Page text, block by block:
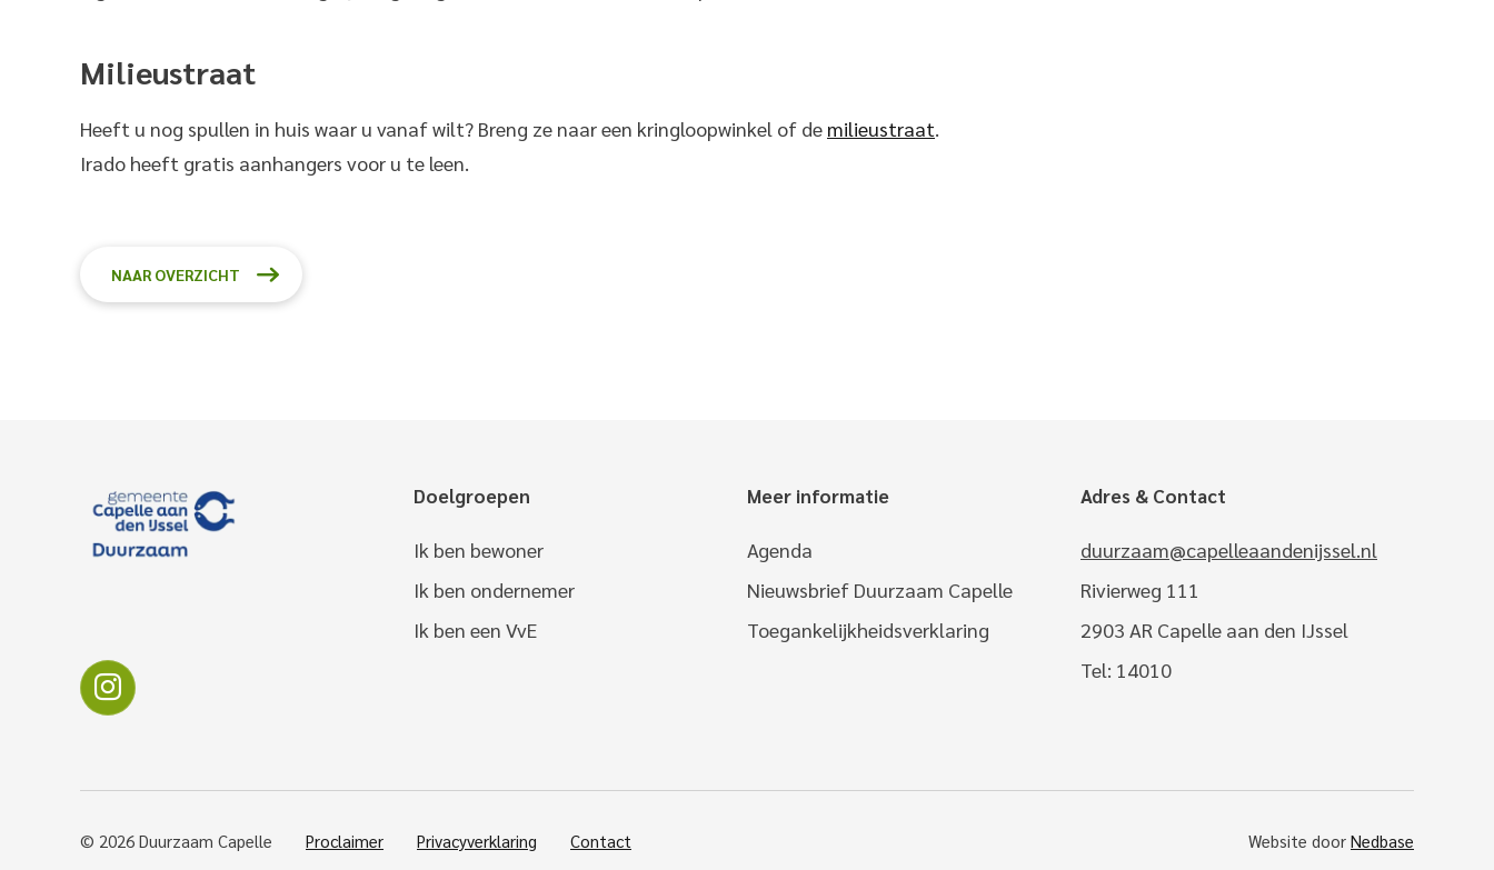
Milieustraat
Heeft u nog spullen in huis waar u vanaf wilt? Breng ze naar een kringloopwinkel of de milieustraat.
Irado heeft gratis aanhangers voor u te leen.
NAAR OVERZICHT
Doelgroepen
Ik ben bewoner
Ik ben ondernemer
Ik ben een VvE
Meer informatie
Agenda
Nieuwsbrief Duurzaam Capelle
Toegankelijkheidsverklaring
Adres & Contact
duurzaam@capelleaandenijssel.nl
Rivierweg 111
2903 AR Capelle aan den IJssel
Tel: 14010
© 2026 Duurzaam Capelle Proclaimer Privacyverklaring Contact Website door Nedbase